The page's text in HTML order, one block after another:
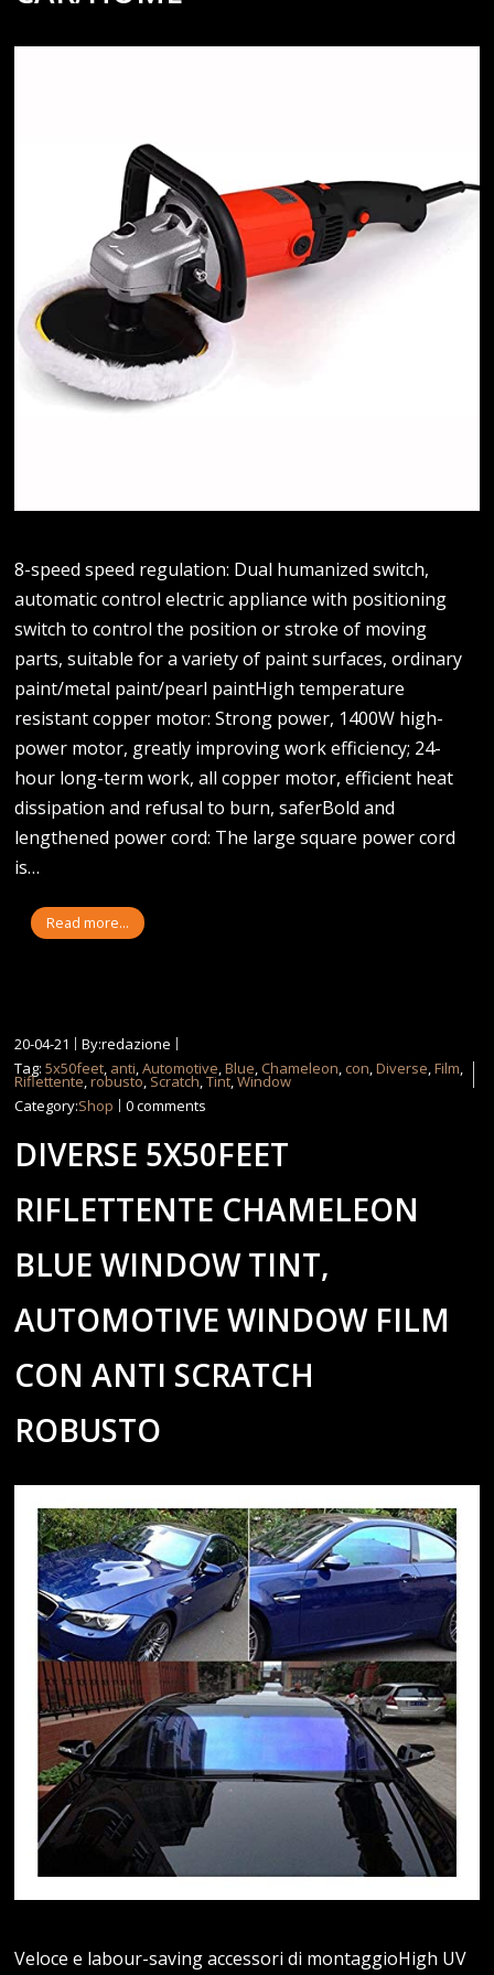
8-speed speed regulation: Dual humanized switch,
automatic control electric appliance with positioning
switch to control the position or stroke of moving
parts, suitable for a variety of paint surfaces, ordinary
paint/metal paint/pearl paintHigh temperature
resistant copper motor: Strong power, 1400W high-
power motor, greatly improving work efficiency; 24-
hour long-term work, all copper motor, efficient heat
dissipation and refusal to burn, saferBold and
lengthened power cord: The large square power cord
is…
Read more...
20-04-21
By:redazione
Tag:5x50feet, anti,Automotive,Blue, Chameleon, con,Diverse,Film,
Riflettente,robusto, Scratch,Tint,Window
Category:Shop 0 comments
DIVERSE 5X50FEET
RIFLETTENTE CHAMELEON
BLUE WINDOW TINT,
AUTOMOTIVE WINDOW FILM
CON ANTI SCRATCH
ROBUSTO
Veloce e labour-saving accessori di montaggioHigh UV